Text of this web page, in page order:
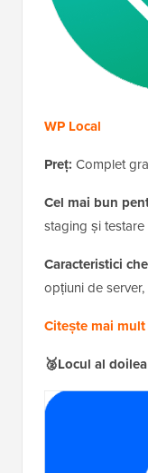
WP Local
Preț: Complet
Cel mai bun
staging și testare
Caracteristici
opțiuni de
Citește mai mult
🥈Locul al doilea